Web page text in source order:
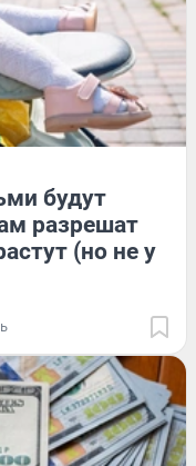
будут
разрешат
(но не у